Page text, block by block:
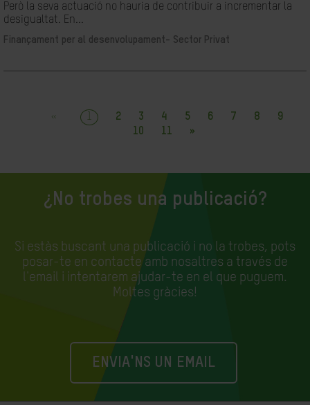
Però la seva actuació no hauria de contribuir a incrementar la
desigualtat. En...
Finançament per al desenvolupament- Sector Privat
« 1 2 3 4 5 6 7 8
9
10
11 »
¿No trobes una publicació?
Si estàs buscant una publicació i no la trobes, pots
posar-te en contacte amb nosaltres a través de
l'email i intentarem ajudar-te en el que puguem.
Moltes gràcies!
ENVIA'NS UN EMAIL